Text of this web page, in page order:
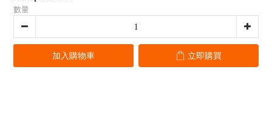
數量
加入購物車 立即購買